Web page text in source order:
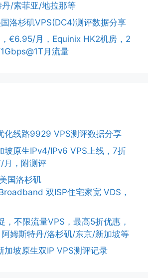
/索菲亚/地拉那等
洛杉矶VPS(DC4)测评数据分享
€6.95/月，Equinix HK2机房，2
月流量
化线路9929 VPS测评数据分享
坡原生IPv4/IPv6 VPS上线，7折
月，附测评
国洛杉矶
双ISP住宅家宽 VDS，
不限流量VPS，最高5折优惠，
姆斯特丹/洛杉矶/东京/新加坡等
加坡原生双IP VPS测评记录